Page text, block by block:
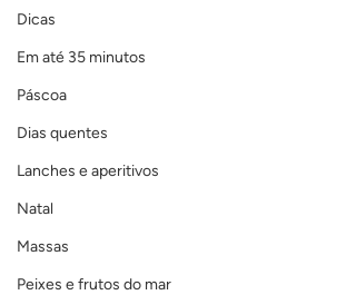
Dicas
Em até 35 minutos
Páscoa
Dias quentes
Lanches e aperitivos
Natal
Massas
Peixes e frutos do mar